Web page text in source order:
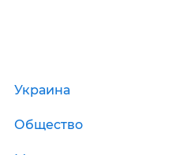
Украина
Общество